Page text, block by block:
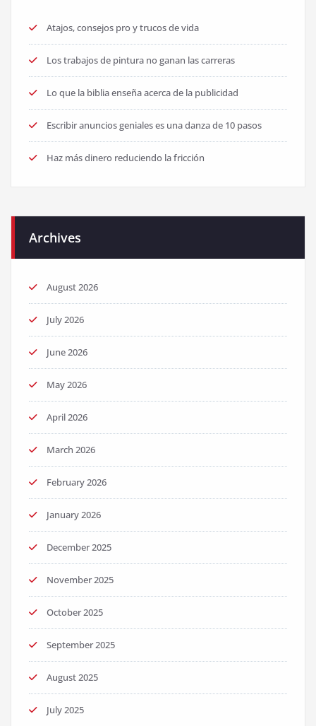
Atajos, consejos pro y trucos de vida
Los trabajos de pintura no ganan las carreras
Lo que la biblia enseña acerca de la publicidad
Escribir anuncios geniales es una danza de 10 pasos
Haz más dinero reduciendo la fricción
Archives
August 2026
July 2026
June 2026
May 2026
April 2026
March 2026
February 2026
January 2026
December 2025
November 2025
October 2025
September 2025
August 2025
July 2025